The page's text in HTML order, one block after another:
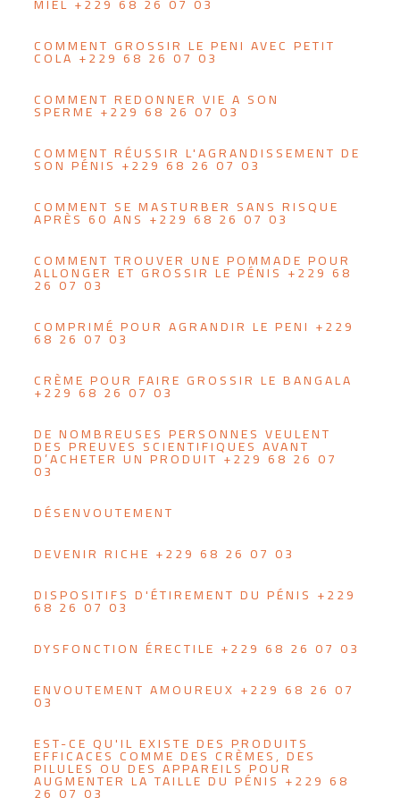
COMMENT GROSSIR LE PENI AVEC PETIT
COLA +229 68 26 07 03
COMMENT REDONNER VIE A SON
SPERME +229 68 26 07 03
COMMENT RÉUSSIR L'AGRANDISSEMENT DE
SON PÉNIS +229 68 26 07 03
COMMENT SE MASTURBER SANS RISQUE
APRÈS 60 ANS +229 68 26 07 03
COMMENT TROUVER UNE POMMADE POUR
ALLONGER ET GROSSIR LE PÉNIS +229 68
26 07 03
COMPRIMÉ POUR AGRANDIR LE PENI +229
68 26 07 03
CRÈME POUR FAIRE GROSSIR LE BANGALA
+229 68 26 07 03
DE NOMBREUSES PERSONNES VEULENT
DES PREUVES SCIENTIFIQUES AVANT
D’ACHETER UN PRODUIT +229 68 26 07
03
DÉSENVOUTEMENT
DEVENIR RICHE +229 68 26 07 03
DISPOSITIFS D'ÉTIREMENT DU PÉNIS +229
68 26 07 03
DYSFONCTION ÉRECTILE +229 68 26 07 03
ENVOUTEMENT AMOUREUX +229 68 26 07
03
EST-CE QU'IL EXISTE DES PRODUITS
EFFICACES COMME DES CRÈMES, DES
PILULES OU DES APPAREILS POUR
AUGMENTER LA TAILLE DU PÉNIS +229 68
26 07 03